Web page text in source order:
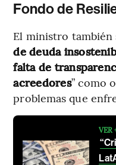
Fondo de
El ministro también
de deuda
falta de
acreedores” como
problemas que
VER